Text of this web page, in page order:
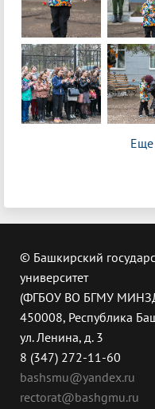
Еще
© Башкирский
университет
(ФГБОУ ВО БГМУ
450008, Республика
ул. Ленина, д. 3
8 (347) 272-11-60
bashsmu@yandex.ru
rectorat@bashgmu.ru